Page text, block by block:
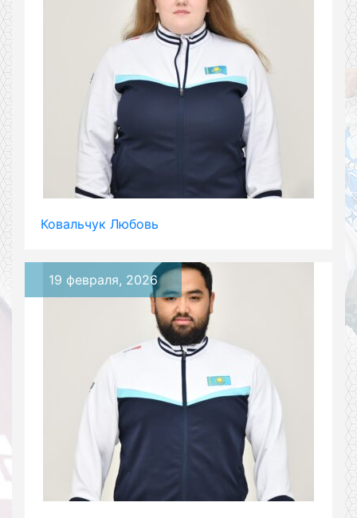
Ковальчук Любовь
19 февраля, 2026